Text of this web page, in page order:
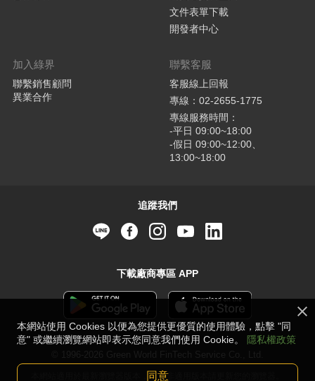
文件表單下載
開發者中心
加入綠界
聯繫銷售顧問
異業合作
聯繫客服
客服線上回報
專線：02-2655-1775
專線服務時間：
-平日 09:00~18:00
-假日 09:00~12:00、
13:00~18:00
追蹤我們
下載廠商專區 APP
本網站適用於最新瀏覽器版本，若並非適用版本請更新您的瀏覽器。
本網站使用 Cookies 以便為您提供更優質的使用體驗，點擊 "同
意" 或繼續瀏覽網站即表示您同意我們使用 Cookie。
隱私權政策
同意